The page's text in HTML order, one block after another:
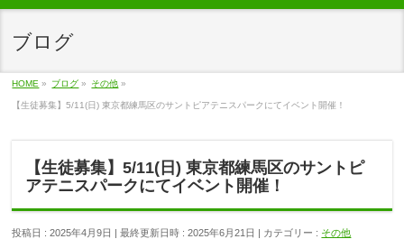
ブログ
HOME » ブログ » その他 »
【生徒募集】5/11(日) 東京都練馬区のサントピアテニスパークにてイベント開催！
【生徒募集】5/11(日) 東京都練馬区のサントピ
アテニスパークにてイベント開催！
投稿日 : 2025年4月9日 最終更新日時 : 2025年6月21日 カテゴリー : その他